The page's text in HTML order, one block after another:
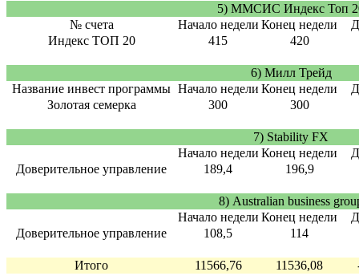
5) ММСИС Индекс Топ
№ счета
Начало недели Конец недели
Индекс ТОП 20
415 420
6) Милл Трейд
Название инвест программы Начало недели Конец недели
Золотая семерка
300 300
7) Stability FX
Начало недели Конец недели
Доверительное управление
189,4 196,9
8) Australian business
Начало недели Конец недели
Доверительное управление
108,5 114
Итого 11566,76 11536,08